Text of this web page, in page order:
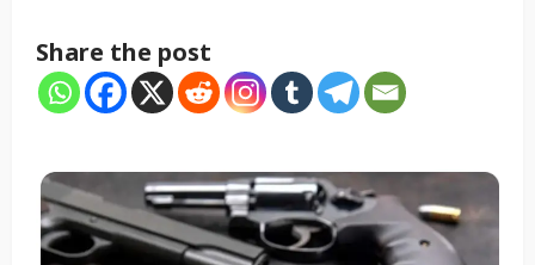
Share the post